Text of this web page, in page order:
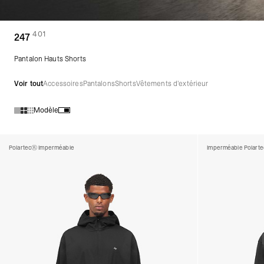
247(401des produits)
Pantalon Hauts Shorts
Voir toutAccessoiresPantalonsShortsVêtements d'extérieur
Modèle
Polartec® Imperméable Imperméable